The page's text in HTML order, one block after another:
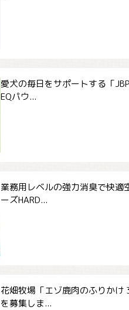
愛犬の毎日をサポートする「
EQパウ...
業務用レベルの強力消臭で快適
ーズHARD...
花畑牧場「エゾ鹿肉のふりかけ
を募集しま...